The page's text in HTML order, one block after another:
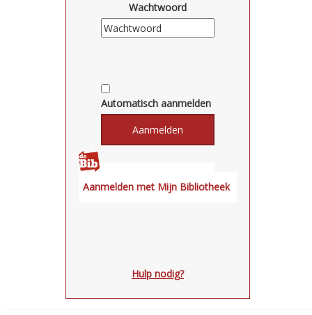
Wachtwoord
Automatisch aanmelden
Hulp nodig?